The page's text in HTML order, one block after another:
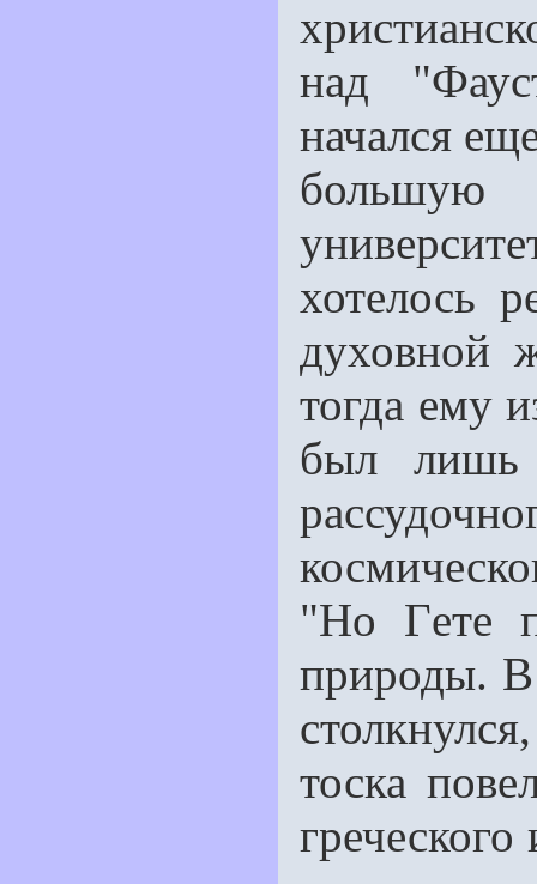
над
начался
большую
хотелось
духовной
тогда ему
был лишь
"Но Гeте
природы. В
тоска